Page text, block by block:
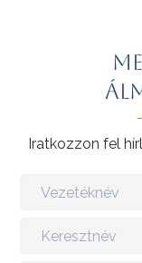
Iratkozzon fel